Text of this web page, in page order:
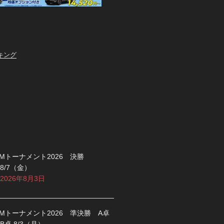
ング
トーナメント2026 決勝
8/7（金）
2026年8月3日
トーナメント2026 準決勝 A卓